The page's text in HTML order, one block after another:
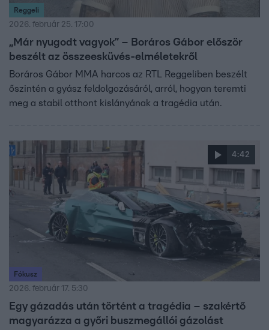
Reggeli
2026. február 25. 17:00
„Már nyugodt vagyok” – Boráros Gábor először
beszélt az összeesküvés-elméletekről
Boráros Gábor MMA harcos az RTL Reggeliben beszélt
őszintén a gyász feldolgozásáról, arról, hogyan teremti
meg a stabil otthont kislányának a tragédia után.
4:42
Fókusz
2026. február 17. 5:30
Egy gázadás után történt a tragédia – szakértő
magyarázza a győri buszmegállói gázolást